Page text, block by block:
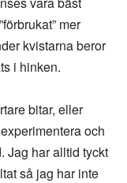
mer
kvistarna beror
i hinken.
bitar, eller
och
Jag har alltid tyckt
så jag har inte